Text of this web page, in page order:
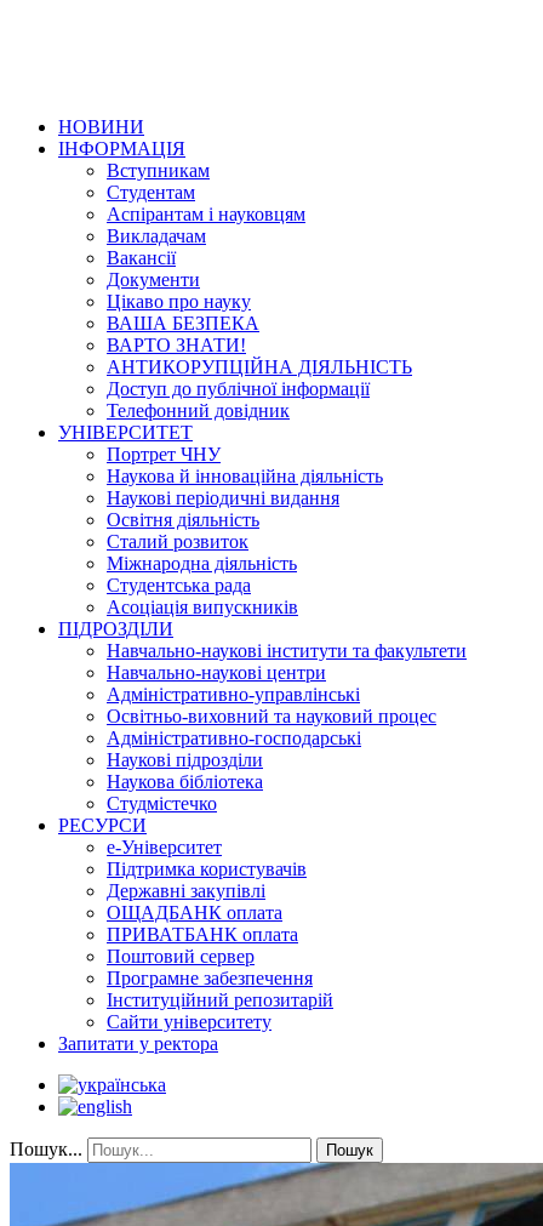
НОВИНИ
ІНФОРМАЦІЯ
Вступникам
Студентам
Аспірантам і науковцям
Викладачам
Вакансії
Документи
Цікаво про науку
ВАША БЕЗПЕКА
ВАРТО ЗНАТИ!
АНТИКОРУПЦІЙНА ДІЯЛЬНІСТЬ
Доступ до публічної інформації
Телефонний довідник
УНІВЕРСИТЕТ
Портрет ЧНУ
Наукова й інноваційна діяльність
Наукові періодичні видання
Освітня діяльність
Сталий розвиток
Міжнародна діяльність
Студентська рада
Асоціація випускників
ПІДРОЗДІЛИ
Навчально-наукові інститути та факультети
Навчально-наукові центри
Адміністративно-управлінські
Освітньо-виховний та науковий процес
Адміністративно-господарські
Наукові підрозділи
Наукова бібліотека
Студмістечко
РЕСУРСИ
е-Університет
Підтримка користувачів
Державні закупівлі
ОЩАДБАНК оплата
ПРИВАТБАНК оплата
Поштовий сервер
Програмне забезпечення
Інституційний репозитарій
Сайти університету
Запитати у ректора
Пошук... Пошук